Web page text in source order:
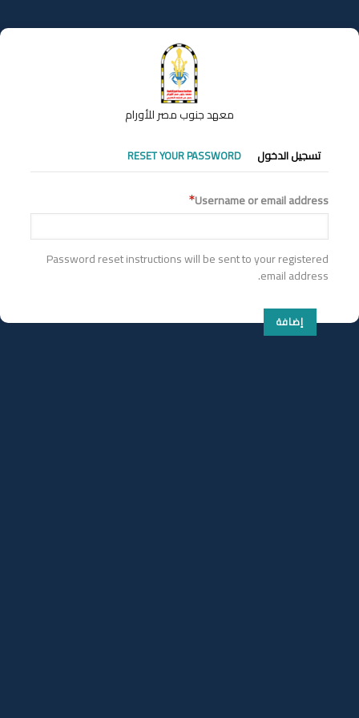
إلى
المحتوى
معهد جنوب مصر للأورام
التبويبات
الأساسية
تسجيل الدخول RESET YOUR PASSWORD
Username or email address
Password reset instructions will be sent to your registered
email address.